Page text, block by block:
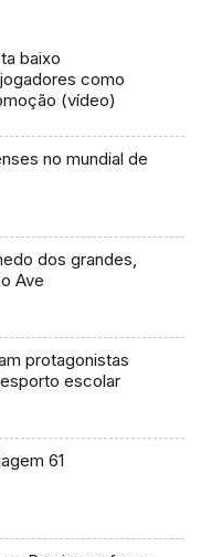
baixo
como
(vídeo)
no mundial de
dos grandes,
Ave
protagonistas
escolar
61